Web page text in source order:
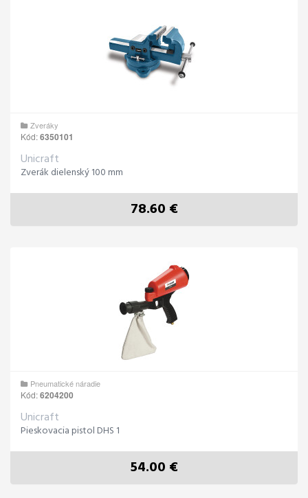
Zveráky
Kód:6350101
Unicraft
Zverák dielenský 100 mm
78.60 €
Pneumatické náradie
Kód:6204200
Unicraft
Pieskovacia pistol DHS 1
54.00 €